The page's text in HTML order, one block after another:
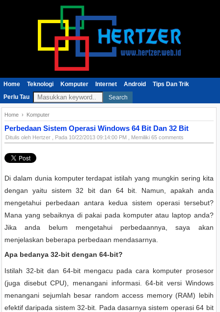
Home Teknologi Komputer Internet Android
Tips Dan Trik
Perlu Tau
Search
Home › Komputer
Perbedaan Sistem Operasi Windows 64 Bit Dan 32 Bit
Ditulis oleh Hertzer , Pada 10/22/2013 09:14:00 PM , Memiliki 65 comments
Di dalam dunia komputer terdapat istilah yang mungkin sering kita
dengan yaitu sistem 32 bit dan 64 bit. Namun, apakah anda
mengetahui perbedaan antara kedua sistem operasi tersebut?
Mana yang sebaiknya di pakai pada komputer atau laptop anda?
Jika anda belum mengetahui perbedaannya, saya akan
menjelaskan beberapa perbedaan mendasarnya.
Apa bedanya 32-bit dengan 64-bit?
Istilah 32-bit dan 64-bit mengacu pada cara komputer prosesor
(juga disebut CPU), menangani informasi. 64-bit versi Windows
menangani sejumlah besar random access memory (RAM) lebih
efektif daripada sistem 32-bit. Pada dasarnya sistem operasi 64 bit